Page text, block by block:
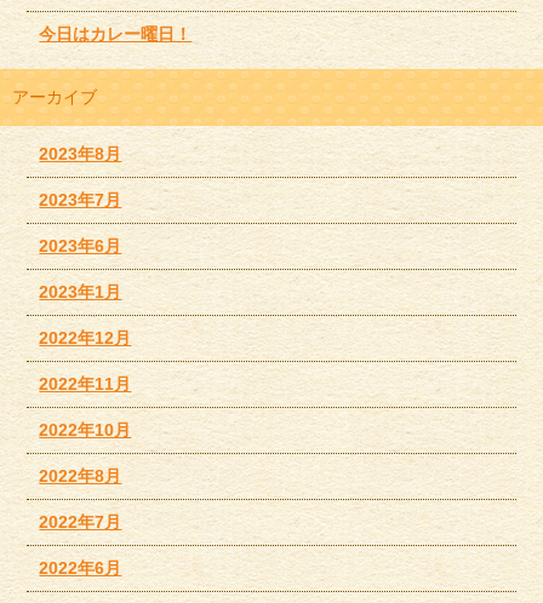
今日はカレー曜日！
アーカイブ
2023年8月
2023年7月
2023年6月
2023年1月
2022年12月
2022年11月
2022年10月
2022年8月
2022年7月
2022年6月